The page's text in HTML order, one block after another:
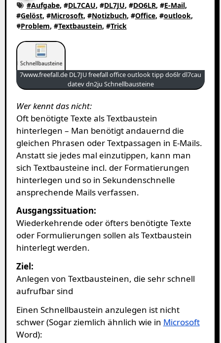
#Aufgabe, #DL7CAU, #DL7JU, #DO6LR, #E-Mail,
#Gelöst, #Microsoft, #Notizbuch, #Office, #outlook,
#Problem, #Textbaustein, #Trick
7www.freefall.de DL7JU freefall office outlook tipp do6lr dl7cau
datev dn2ju Schnellbausteine
Wer kennt das nicht:
Oft benötigte Texte als Textbaustein
hinterlegen – Man benötigt andauernd die
gleichen Phrasen oder Textpassagen in E-Mails.
Anstatt sie jedes mal einzutippen, kann man
sich Textbausteine incl. der Formatierungen
hinterlegen und so in Sekundenschnelle
ansprechende Mails verfassen.
Ausgangssituation:
Wiederkehrende oder öfters benötigte Texte
oder Formulierungen sollen als Textbaustein
hinterlegt werden.
Ziel:
Anlegen von Textbausteinen, die sehr schnell
aufrufbar sind
Einen Schnellbaustein anzulegen ist nicht
schwer (Sogar ziemlich ähnlich wie in Microsoft
Word):